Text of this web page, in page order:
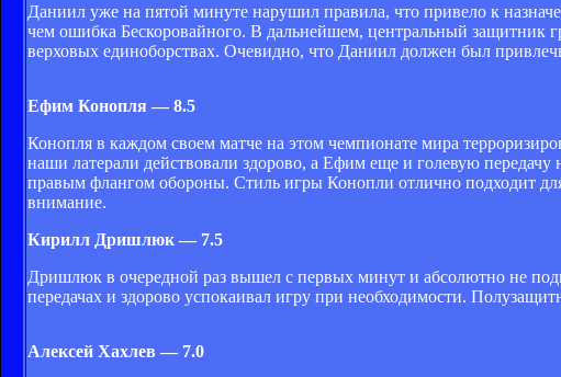
Даниил уже на пятой минуте нарушил правила, что привело к
чем ошибка Бескоровайного. В дальнейшем, центральный защитник
верховых единоборствах. Очевидно, что Даниил должен был
Ефим Конопля — 8.5
Конопля в каждом своем матче на этом чемпионате мира
наши латерали действовали здорово, а Ефим еще и голевую
правым флангом обороны. Стиль игры Конопли отлично подходит
внимание.
Кирилл Дришлюк — 7.5
Дришлюк в очередной раз вышел с первых минут и абсолютно не
передачах и здорово успокаивал игру при необходимости.
Алексей Хахлев — 7.0